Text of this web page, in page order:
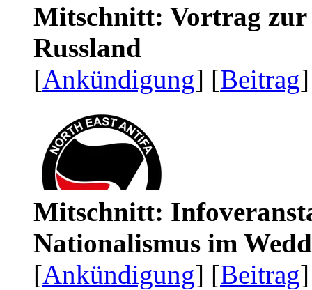
Mitschnitt: Vortrag zur
Russland
[Ankündigung] [Beitrag
Mitschnitt:
Nationalismus im
[Ankündigung] [Beitrag